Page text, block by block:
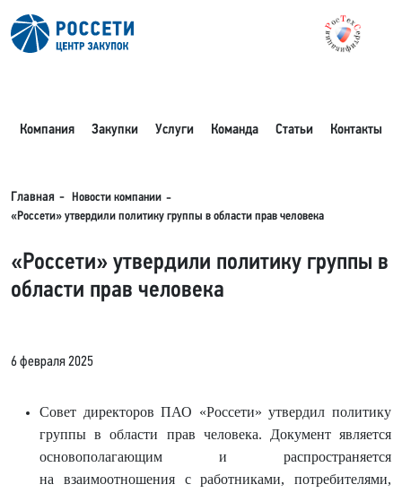
Компания Закупки Услуги Команда Статьи Контакты
Главная
Новости компании
«Россети» утвердили политику группы в области прав человека
«Россети» утвердили политику группы в
области прав человека
6 февраля 2025
Совет директоров ПАО «Россети» утвердил политику
группы в области прав человека. Документ является
основополагающим и распространяется
на взаимоотношения с работниками, потребителями,